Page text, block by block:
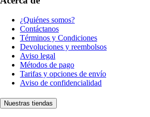
¿Quiénes somos?
Contáctanos
Términos y Condiciones
Devoluciones y reembolsos
Aviso legal
Métodos de pago
Tarifas y opciones de envío
Aviso de confidencialidad
Nuestras tiendas